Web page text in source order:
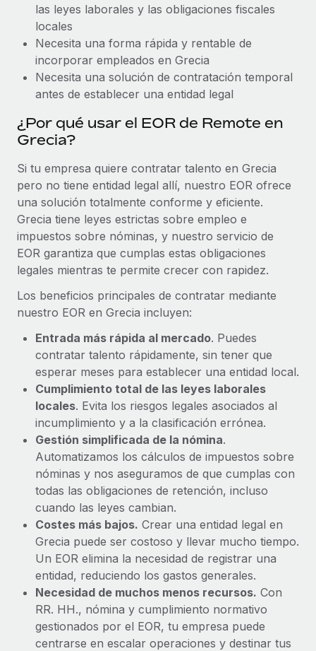
Pento se convierte en un empleador equitativo
con Remote
Gestionar las nóminas internamente es complicado. Tardas
semanas en hacerlo manualmente y, al mes...
las leyes laborales y las obligaciones fiscales
locales
Necesita una forma rápida y rentable de
incorporar empleados en Grecia
Necesita una solución de contratación temporal
antes de establecer una entidad legal
¿Por qué usar el EOR de Remote en
Grecia?
Si tu empresa quiere contratar talento en Grecia
pero no tiene entidad legal allí, nuestro EOR ofrece
una solución totalmente conforme y eficiente.
Grecia tiene leyes estrictas sobre empleo e
impuestos sobre nóminas, y nuestro servicio de
EOR garantiza que cumplas estas obligaciones
legales mientras te permite crecer con rapidez.
Los beneficios principales de contratar mediante
nuestro EOR en Grecia incluyen:
Entrada más rápida al mercado. Puedes
contratar talento rápidamente, sin tener que
esperar meses para establecer una entidad local.
Cumplimiento total de las leyes laborales
locales. Evita los riesgos legales asociados al
incumplimiento y a la clasificación errónea.
Gestión simplificada de la nómina.
Automatizamos los cálculos de impuestos sobre
nóminas y nos aseguramos de que cumplas con
todas las obligaciones de retención, incluso
cuando las leyes cambian.
Costes más bajos. Crear una entidad legal en
Grecia puede ser costoso y llevar mucho tiempo.
Un EOR elimina la necesidad de registrar una
entidad, reduciendo los gastos generales.
Necesidad de muchos menos recursos. Con
RR. HH., nómina y cumplimiento normativo
gestionados por el EOR, tu empresa puede
centrarse en escalar operaciones y destinar tus